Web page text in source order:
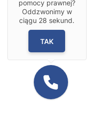
pomocy prawnej?
Oddzwonimy w
ciągu 28 sekund.
TAK